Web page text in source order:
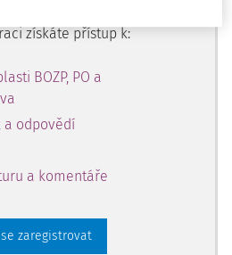
získáte přístup k:
BOZP, PO a
a odpovědí
a komentáře
zaregistrovat